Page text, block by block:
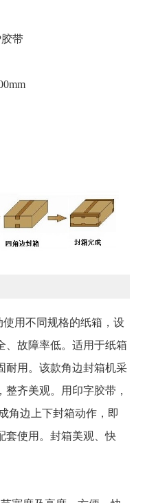
带
用不同规格的纸箱，设
、故障率低。适用于纸箱
耐用。该款角边封箱机采
齐美观。用印字胶带，
角边上下封箱动作，即
套使用。封箱美观、快